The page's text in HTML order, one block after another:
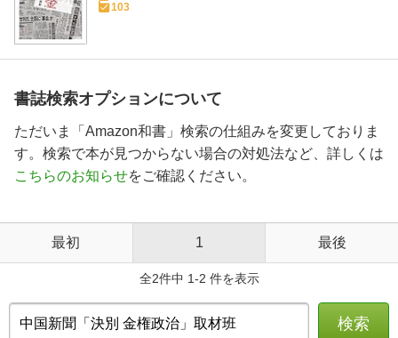
103
書誌検索オプションについて
ただいま「Amazon和書」検索の仕組みを変更しておりま
す。検索で本が見つからない場合の対処法など、詳しくは
こちらのお知らせをご確認ください。
最初 1 最後
全2件中 1-2 件を表示
検索